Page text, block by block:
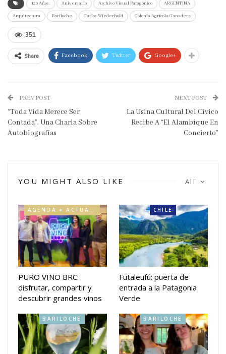
120 Años. Aniversario Archivo Visual Patagónico ARGENTINA
Arquitectura Bariloche Carlos Wiederhold Colonia Agrícola Ganadera
351
Share Facebook Twitter Google+
PREV POST
“Toda Vida Merece Ser
Contada”, Una Charla Sobre
Autobiografías
NEXT POST
La Usina Cultural Del Cívico
Recibe A “El Alambique En
Concierto”
All
YOU MIGHT ALSO LIKE
PURO VINO BRC:
disfrutar, compartir y
descubrir grandes vinos
CHILE
Futaleufú: puerta de
entrada a la Patagonia
Verde
BARILOCHE BARILOCHE